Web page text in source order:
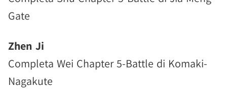
Gate
Zhen Ji
Completa Wei Chapter 5-Battle di Komaki-
Nagakute